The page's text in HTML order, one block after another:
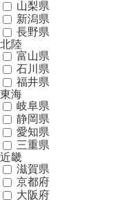
山梨県
新潟県
長野県
北陸
富山県
石川県
福井県
東海
岐阜県
静岡県
愛知県
三重県
近畿
滋賀県
京都府
大阪府